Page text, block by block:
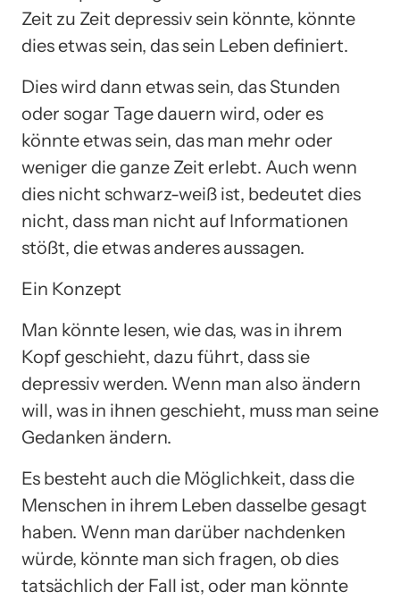
Zeit zu Zeit depressiv sein könnte, könnte
dies etwas sein, das sein Leben definiert.
Dies wird dann etwas sein, das Stunden
oder sogar Tage dauern wird, oder es
könnte etwas sein, das man mehr oder
weniger die ganze Zeit erlebt. Auch wenn
dies nicht schwarz-weiß ist, bedeutet dies
nicht, dass man nicht auf Informationen
stößt, die etwas anderes aussagen.
Ein Konzept
Man könnte lesen, wie das, was in ihrem
Kopf geschieht, dazu führt, dass sie
depressiv werden. Wenn man also ändern
will, was in ihnen geschieht, muss man seine
Gedanken ändern.
Es besteht auch die Möglichkeit, dass die
Menschen in ihrem Leben dasselbe gesagt
haben. Wenn man darüber nachdenken
würde, könnte man sich fragen, ob dies
tatsächlich der Fall ist, oder man könnte